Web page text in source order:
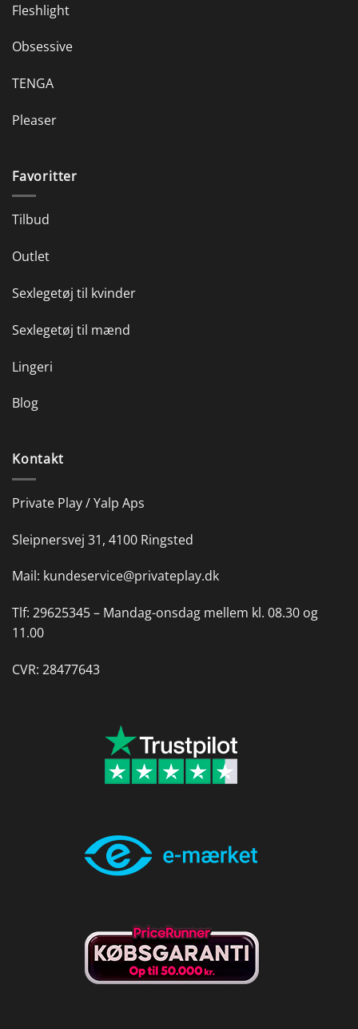
Fleshlight
Obsessive
TENGA
Pleaser
Favoritter
Tilbud
Outlet
Sexlegetøj til kvinder
Sexlegetøj til mænd
Lingeri
Blog
Kontakt
Private Play / Yalp Aps
Sleipnersvej 31, 4100 Ringsted
Mail: kundeservice@privateplay.dk
Tlf: 29625345 – Mandag-onsdag mellem kl. 08.30 og
11.00
CVR: 28477643